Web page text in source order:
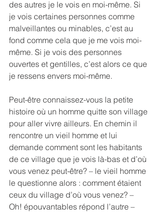
des autres je le vois en moi-même. Si
je vois certaines personnes comme
malveillantes ou minables, c’est au
fond comme cela que je me vois moi-
même. Si je vois des personnes
ouvertes et gentilles, c’est alors ce que
je ressens envers moi-même.
Peut-être connaissez-vous la petite
histoire où un homme quitte son village
pour aller vivre ailleurs. En chemin il
rencontre un vieil homme et lui
demande comment sont les habitants
de ce village que je vois là-bas et d’où
vous venez peut-être? – le vieil homme
le questionne alors : comment étaient
ceux du village d’où vous venez? –
Oh! épouvantables répond l’autre –